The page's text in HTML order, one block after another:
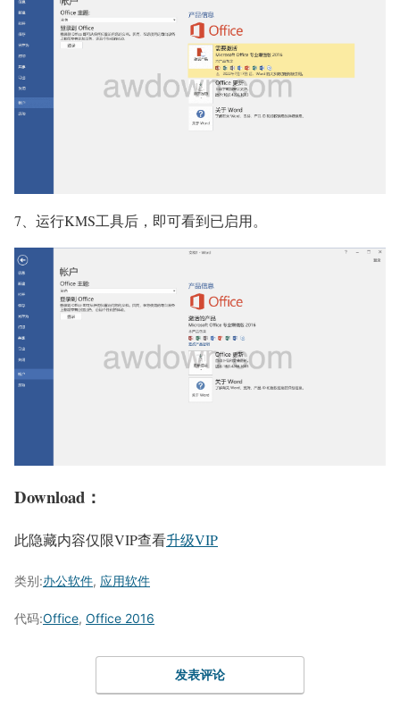
7、运行KMS工具后，即可看到已启用。
Download：
此隐藏内容仅限VIP查看升级VIP
类别:办公软件, 应用软件
代码:Office, Office 2016
发表评论